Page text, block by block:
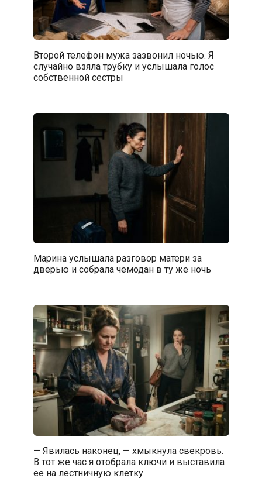
Второй телефон мужа зазвонил ночью. Я
случайно взяла трубку и услышала голос
собственной сестры
Марина услышала разговор матери за
дверью и собрала чемодан в ту же ночь
— Явилась наконец, — хмыкнула свекровь.
В тот же час я отобрала ключи и выставила
ее на лестничную клетку